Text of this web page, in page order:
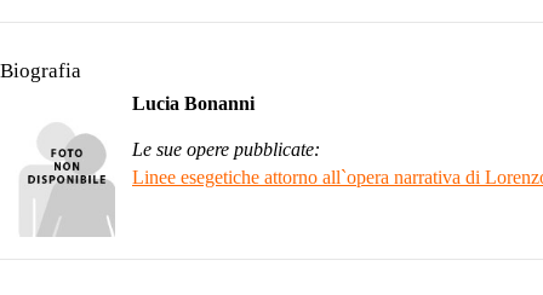
Biografia
Lucia Bonanni
Le sue opere pubblicate:
Linee esegetiche attorno all`opera narrativa di